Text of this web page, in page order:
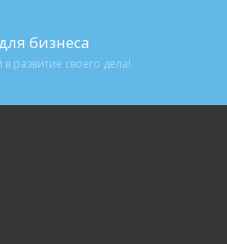
бизнеса
развитие своего дела!